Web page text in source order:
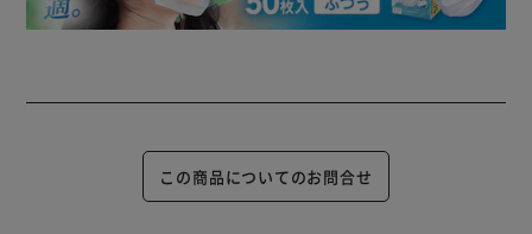
この商品についてのお問合せ